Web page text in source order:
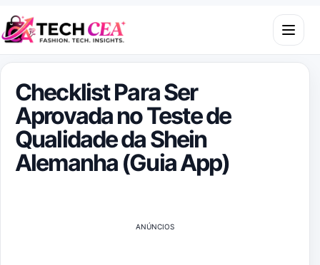
Skip to content
Open
Checklist Para Ser
Aprovada no Teste de
Qualidade da Shein
Alemanha (Guia App)
ANÚNCIOS